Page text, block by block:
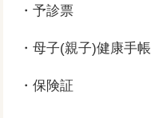
・予診票
・母子(親子)健康手帳
・保険証